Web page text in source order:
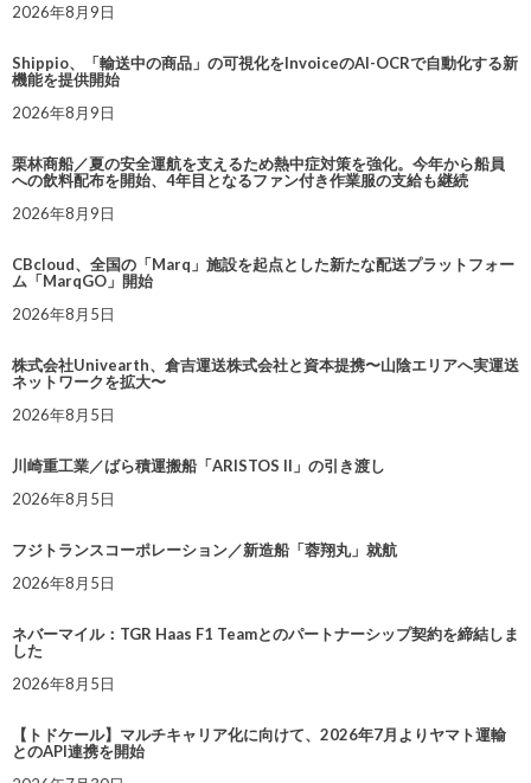
2026年8月9日
Shippio、「輸送中の商品」の可視化をInvoiceのAI-OCRで自動化する新
機能を提供開始
2026年8月9日
栗林商船／夏の安全運航を支えるため熱中症対策を強化。今年から船員
への飲料配布を開始、4年目となるファン付き作業服の支給も継続
2026年8月9日
CBcloud、全国の「Marq」施設を起点とした新たな配送プラットフォー
ム「MarqGO」開始
2026年8月5日
株式会社Univearth、倉吉運送株式会社と資本提携〜山陰エリアへ実運送
ネットワークを拡大〜
2026年8月5日
川崎重工業／ばら積運搬船「ARISTOS II」の引き渡し
2026年8月5日
フジトランスコーポレーション／新造船「蓉翔丸」就航
2026年8月5日
ネバーマイル：TGR Haas F1 Teamとのパートナーシップ契約を締結しま
した
2026年8月5日
【トドケール】マルチキャリア化に向けて、2026年7月よりヤマト運輸
とのAPI連携を開始